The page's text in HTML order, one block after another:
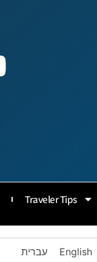
Traveler Tips
עברית English